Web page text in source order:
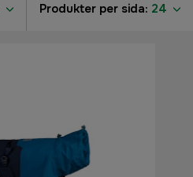
Produkter per sida: 24